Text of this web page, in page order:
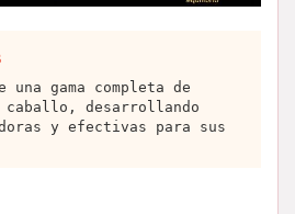
una gama completa de
caballo, desarrollando
y efectivas para sus